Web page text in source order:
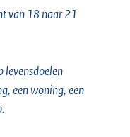
van 18 naar 21
levensdoelen
een woning, een